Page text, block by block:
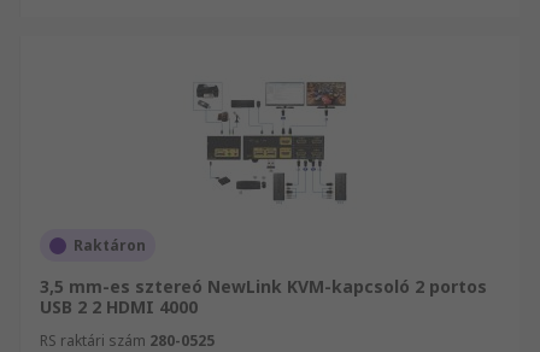
Raktáron
3,5 mm-es sztereó NewLink KVM-kapcsoló 2 portos
USB 2 2 HDMI 4000
RS raktári szám 280-0525